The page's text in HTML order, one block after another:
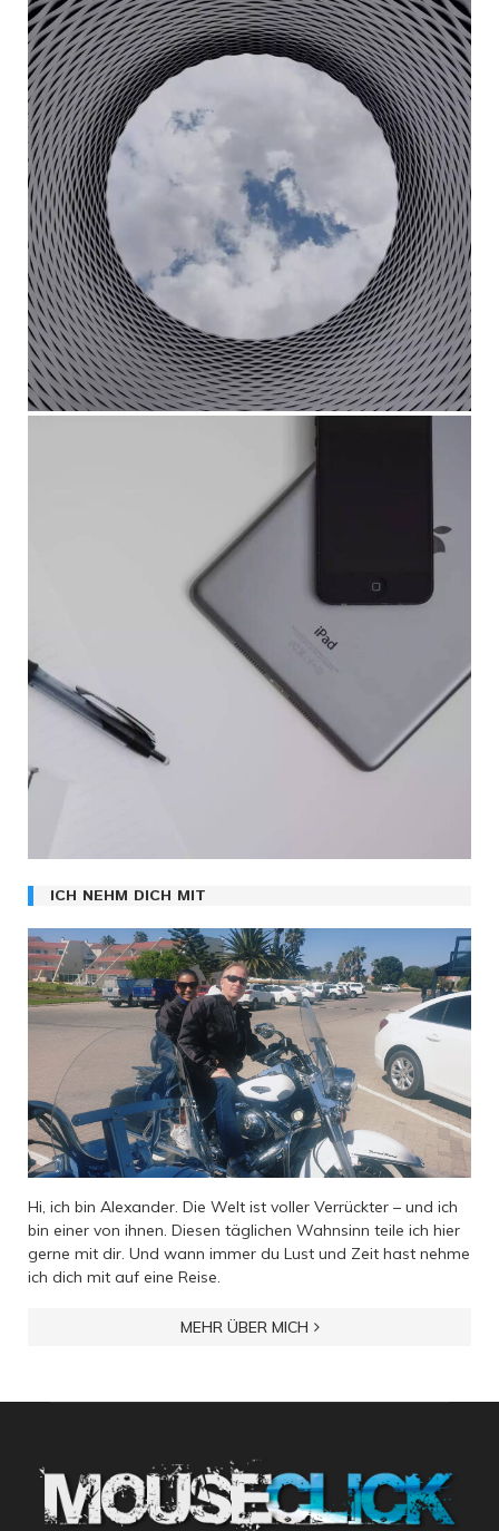
ICH NEHM DICH MIT
Hi, ich bin Alexander. Die Welt ist voller Verrückter – und ich
bin einer von ihnen. Diesen täglichen Wahnsinn teile ich hier
gerne mit dir. Und wann immer du Lust und Zeit hast nehme
ich dich mit auf eine Reise.
MEHR ÜBER MICH